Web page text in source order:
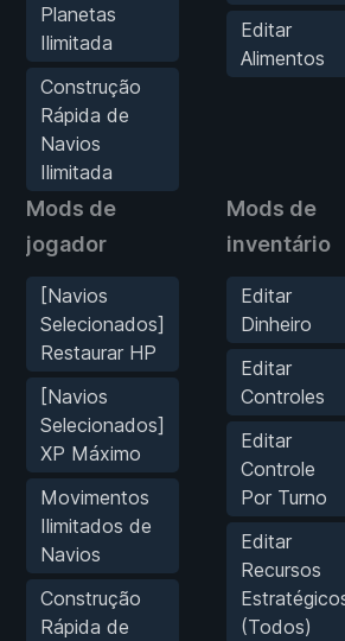
Planetas
Ilimitada
Construção
Rápida de
Navios
Ilimitada
Editar
Alimentos
Mods de
jogador
[Navios
Selecionados]
Restaurar HP
[Navios
Selecionados]
XP Máximo
Movimentos
Ilimitados de
Navios
Construção
Rápida de
Mods de
inventário
Editar
Dinheiro
Editar
Controles
Editar
Controle
Por Turno
Editar
Recursos
(Todos)